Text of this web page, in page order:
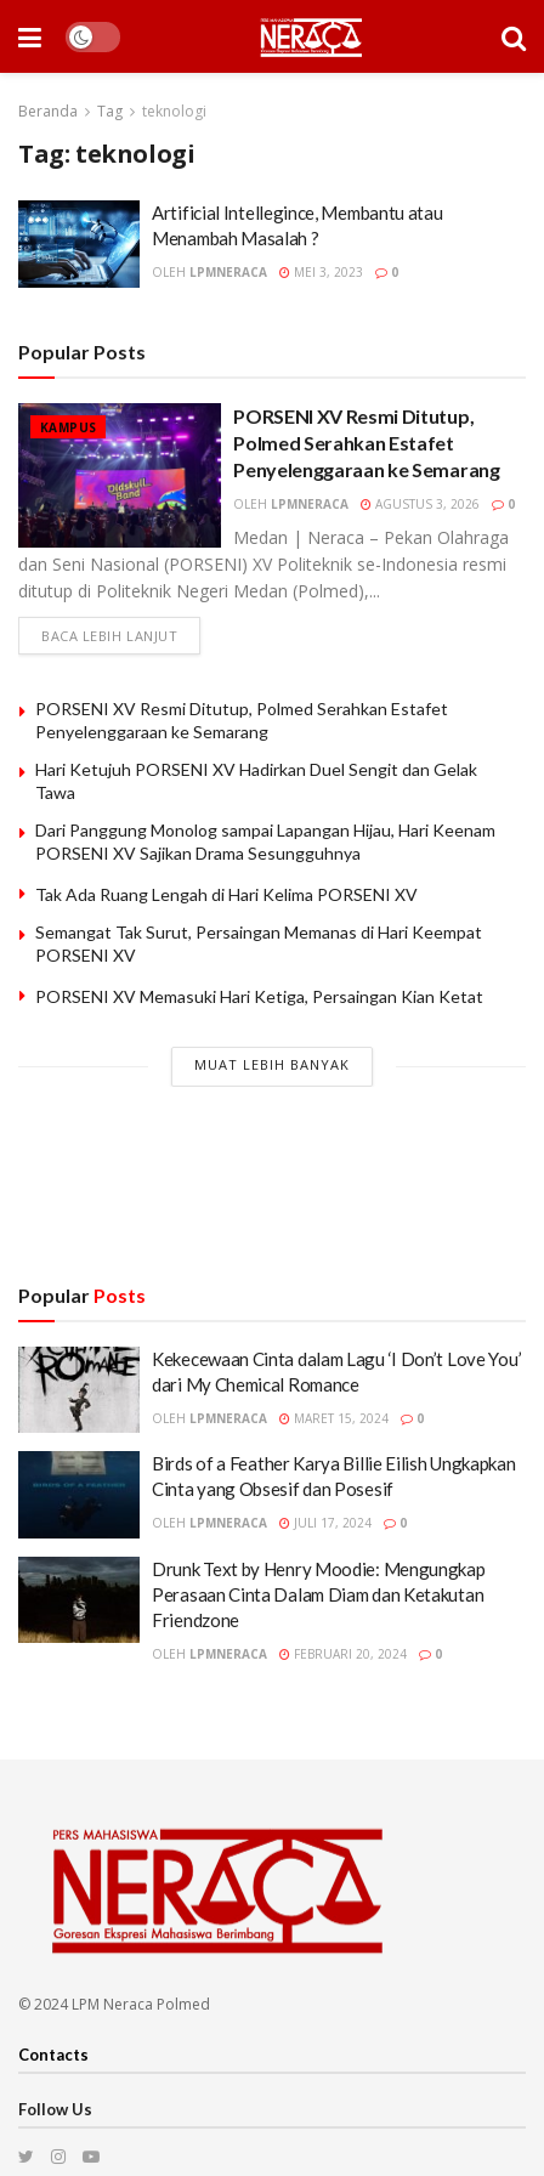
Beranda Tag teknologi
Tag: teknologi
Artificial Intellegince, Membantu atau
Menambah Masalah ?
OLEH LPMNERACA MEI 3, 2023 0
Popular Posts
KAMPUS
PORSENI XV Resmi Ditutup,
Polmed Serahkan Estafet
Penyelenggaraan ke Semarang
OLEH LPMNERACA AGUSTUS 3, 2026 0
Medan | Neraca – Pekan Olahraga
dan Seni Nasional (PORSENI) XV Politeknik se-Indonesia resmi
ditutup di Politeknik Negeri Medan (Polmed),...
BACA LEBIH LANJUT
PORSENI XV Resmi Ditutup, Polmed Serahkan Estafet
Penyelenggaraan ke Semarang
Hari Ketujuh PORSENI XV Hadirkan Duel Sengit dan Gelak
Tawa
Dari Panggung Monolog sampai Lapangan Hijau, Hari Keenam
PORSENI XV Sajikan Drama Sesungguhnya
Tak Ada Ruang Lengah di Hari Kelima PORSENI XV
Semangat Tak Surut, Persaingan Memanas di Hari Keempat
PORSENI XV
PORSENI XV Memasuki Hari Ketiga, Persaingan Kian Ketat
MUAT LEBIH BANYAK
Popular Posts
Kekecewaan Cinta dalam Lagu ‘I Don’t Love You’
dari My Chemical Romance
OLEH LPMNERACA MARET 15, 2024 0
Birds of a Feather Karya Billie Eilish Ungkapkan
Cinta yang Obsesif dan Posesif
OLEH LPMNERACA JULI 17, 2024 0
Drunk Text by Henry Moodie: Mengungkap
Perasaan Cinta Dalam Diam dan Ketakutan
Friendzone
OLEH LPMNERACA FEBRUARI 20, 2024 0
© 2024 LPM Neraca Polmed
Contacts
Follow Us